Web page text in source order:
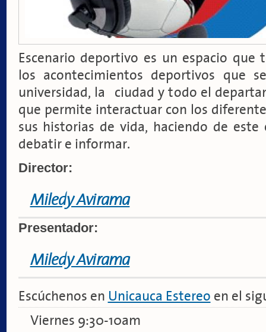
Escenario deportivo es un espacio
los acontecimientos deportivos que
universidad, la ciudad y todo el
que permite interactuar con los
sus historias de vida, haciendo de
debatir e informar.
Director:
Miledy Avirama
Presentador:
Miledy Avirama
Escúchenos en Unicauca Estereo en el
Viernes 9:30-10am